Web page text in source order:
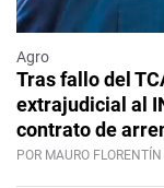
Agro
Tras fallo del
extrajudicial al
contrato de
POR MAURO FLORENTÍN